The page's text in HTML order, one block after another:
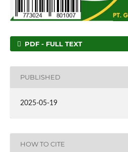
PDF - FULL TEXT
PUBLISHED
2025-05-19
HOW TO CITE